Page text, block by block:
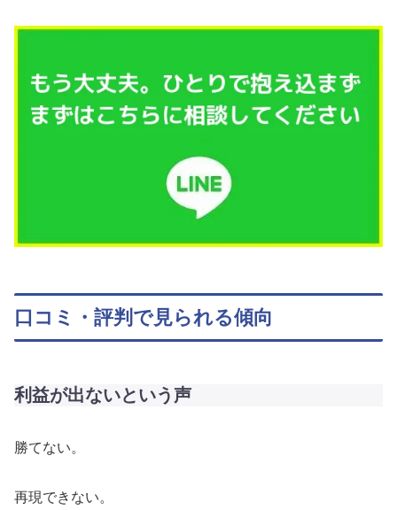
口コミ・評判で見られる傾向
利益が出ないという声
勝てない。
再現できない。